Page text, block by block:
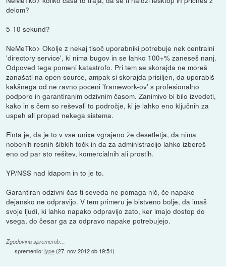
delom?
5-10 sekund?
NeMeTko> Okolje z nekaj tisoč uporabniki potrebuje nek centralni
'directory service', ki nima bugov in se lahko 100+% zaneseš nanj.
Odpoved tega pomeni katastrofo. Pri tem se skorajda ne moreš
zanašati na open source, ampak si skorajda prisiljen, da uporabiš
kakšnega od ne ravno poceni 'framework-ov' s profesionalno
podporo in garantiranim odzivnim časom. Zanimivo bi bilo izvedeti,
kako in s čem so reševali to področje, ki je lahko eno ključnih za
uspeh ali propad nekega sistema.
Finta je, da je to v vse unixe vgrajeno že desetletja, da nima
nobenih resnih šibkih točk in da za administracijo lahko izbereš
eno od par sto rešitev, komercialnih ali prostih.
YP/NSS nad ldapom in to je to.
Garantiran odzivni čas ti seveda ne pomaga nič, če napake
dejansko ne odpravijo. V tem primeru je bistveno bolje, da imaš
svoje ljudi, ki lahko napako odpravijo zato, ker imajo dostop do
vsega, do česar ga za odpravo napake potrebujejo.
Zgodovina sprememb…
spremenilo:jype(27. nov 2012 ob 19:51)